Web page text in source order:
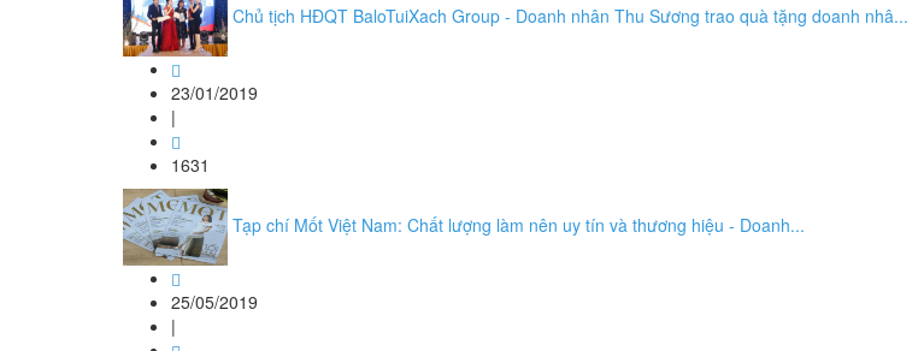
Chủ tịch HĐQT BaloTuiXach Group - Doanh nhân Thu Sương trao quà tặng doanh nhâ...
23/01/2019
|
1631
Tạp chí Mốt Việt Nam: Chất lượng làm nên uy tín và thương hiệu - Doanh...
25/05/2019
|